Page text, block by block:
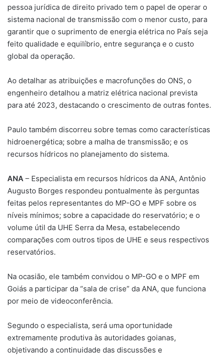
pessoa jurídica de direito privado tem o papel de operar o
sistema nacional de transmissão com o menor custo, para
garantir que o suprimento de energia elétrica no País seja
feito qualidade e equilíbrio, entre segurança e o custo
global da operação.
Ao detalhar as atribuições e macrofunções do ONS, o
engenheiro detalhou a matriz elétrica nacional prevista
para até 2023, destacando o crescimento de outras fontes.
Paulo também discorreu sobre temas como características
hidroenergética; sobre a malha de transmissão; e os
recursos hídricos no planejamento do sistema.
ANA – Especialista em recursos hídricos da ANA, Antônio
Augusto Borges respondeu pontualmente às perguntas
feitas pelos representantes do MP-GO e MPF sobre os
níveis mínimos; sobre a capacidade do reservatório; e o
volume útil da UHE Serra da Mesa, estabelecendo
comparações com outros tipos de UHE e seus respectivos
reservatórios.
Na ocasião, ele também convidou o MP-GO e o MPF em
Goiás a participar da “sala de crise” da ANA, que funciona
por meio de videoconferência.
Segundo o especialista, será uma oportunidade
extremamente produtiva às autoridades goianas,
objetivando a continuidade das discussões e